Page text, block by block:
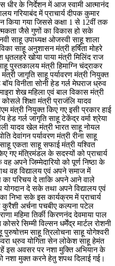
धीर के निर्देशन में आज स्वामी आत्मानंद
गरियाबंद में प्राचार्य दीपक कुमार
किया गया जिससे कक्षा 1 से 12वीं तक
जैसे गुणों का विकास हो सके
साहू उपाध्यक्ष ओजस्वी साहू शाला
साहू अनुशासन मंत्री हर्षिता मोहरे
धृतलहरे खोया पाया मंत्री मिलिंद राज
पुस्तकालय मंत्री हिमाग्नि चंद्राकर
जागृति साहू पर्यावरण मंत्री नियुक्त
विनीता सोनी हेड गर्ल मेघराज ध्रुव
शेख महिला एवं बाल विकास मंत्री
शिक्षा मंत्री प्राजंलि यादव
मंत्री नियुक्त किए गए इसी प्रकार हाई
हेड गर्ल जागृति साहू टेकेंद्र वर्मा श्रेया
यादव खेल मंत्री भारत साहू नोयल
देवांगन पर्यावरण मंत्री रीना साहू
एकता साहू सफाई मंत्री यश्वित
गए मंत्रिमंडल के सदस्यों को प्राचार्य
अपने जिम्मेदारियो को पूर्ण निष्ठा के
वह विद्यालय एवं अपने समाज में
का परिचय दे ताकि अपने आने वाले
योगदान दे सके तथा अपने विद्यालय एवं
निभा सके इस कार्यक्रम में प्राचार्य
कुरैशी अर्चना पचबीए कल्पना पटेल
महिमा तिर्की किरणनंद देवमाया पाल
सिम्मी विल्सन धर्मेंद्र मार्टल रोशनी
साहू त्रिलोचना साहू योगेश्वरी
ध्रुव योगिता सेन लोकेश साहू हेमंत
इस अवसर पर नशा मुक्ति अभियान के
मुक्त करने हेतु शपथ दिलाई गई।